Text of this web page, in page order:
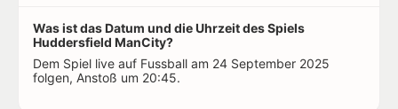
Was ist das Datum und die Uhrzeit des Spiels
Huddersfield ManCity?
Dem Spiel live auf Fussball am 24 September 2025
folgen, Anstoß um 20:45.